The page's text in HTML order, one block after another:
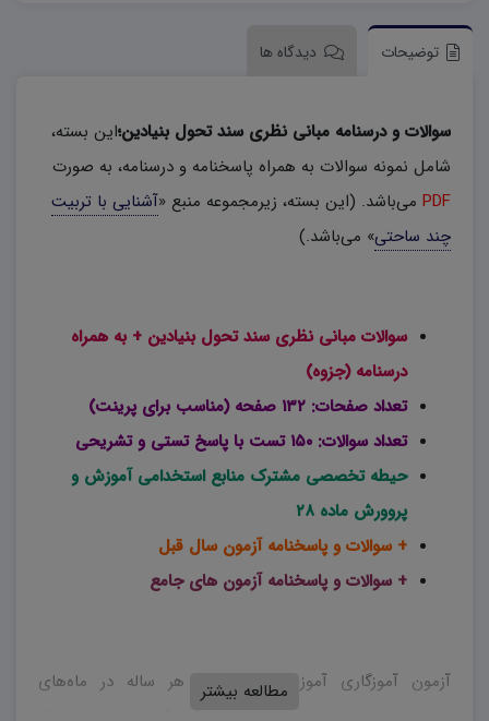
توضیحات دیدگاه ها
سوالات و درسنامه مبانی نظری سند تحول بنیادین؛این بسته،
شامل نمونه سوالات به همراه پاسخنامه و درسنامه، به صورت
PDF می‌باشد. (این بسته، زیرمجموعه منبع «آشنایی با تربیت
چند ساحتی» می‌باشد.)
سوالات مبانی نظری سند تحول بنیادین + به همراه
درسنامه (جزوه)
تعداد صفحات: ۱۳۲ صفحه (مناسب برای پرینت)
تعداد سوالات: ۱۵۰ تست با پاسخ تستی و تشریحی
حیطه تخصصی مشترک منابع استخدامی آموزش و
پروورش ماده ۲۸
+ سوالات و پاسخنامه آزمون سال قبل
+ سوالات و پاسخنامه آزمون های جامع
آزمون آموزگاری آموزش و پرورش، هر ساله در ماه‌های
مطالعه بیشتر